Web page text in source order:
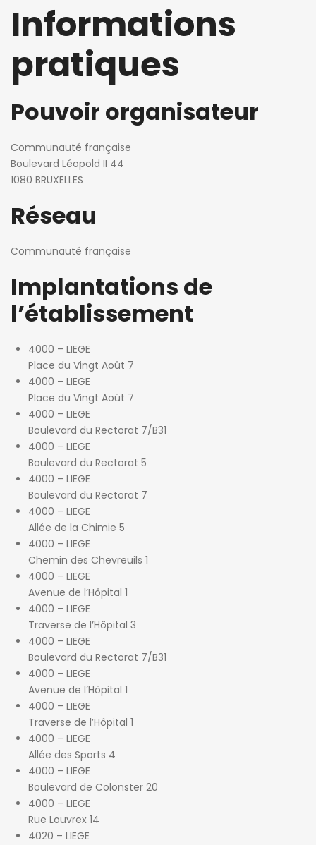
Informations
pratiques
Pouvoir organisateur
Communauté française
Boulevard Léopold II 44
1080 BRUXELLES
Réseau
Communauté française
Implantations de
l’établissement
4000 – LIEGE
Place du Vingt Août 7
4000 – LIEGE
Place du Vingt Août 7
4000 – LIEGE
Boulevard du Rectorat 7/B31
4000 – LIEGE
Boulevard du Rectorat 5
4000 – LIEGE
Boulevard du Rectorat 7
4000 – LIEGE
Allée de la Chimie 5
4000 – LIEGE
Chemin des Chevreuils 1
4000 – LIEGE
Avenue de l’Hôpital 1
4000 – LIEGE
Traverse de l’Hôpital 3
4000 – LIEGE
Boulevard du Rectorat 7/B31
4000 – LIEGE
Avenue de l’Hôpital 1
4000 – LIEGE
Traverse de l’Hôpital 1
4000 – LIEGE
Allée des Sports 4
4000 – LIEGE
Boulevard de Colonster 20
4000 – LIEGE
Rue Louvrex 14
4020 – LIEGE